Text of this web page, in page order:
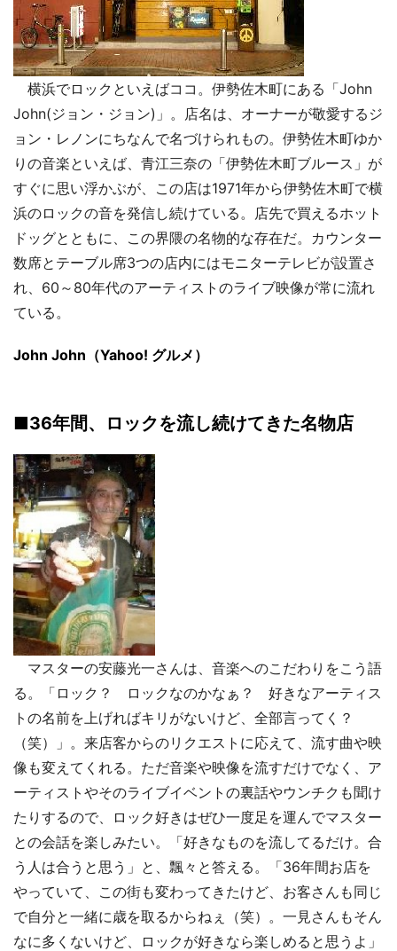
横浜でロックといえばココ。伊勢佐木町にある「John
John(ジョン・ジョン)」。店名は、オーナーが敬愛するジ
ョン・レノンにちなんで名づけられもの。伊勢佐木町ゆか
りの音楽といえば、青江三奈の「伊勢佐木町ブルース」が
すぐに思い浮かぶが、この店は1971年から伊勢佐木町で横
浜のロックの音を発信し続けている。店先で買えるホット
ドッグとともに、この界隈の名物的な存在だ。カウンター
数席とテーブル席3つの店内にはモニターテレビが設置さ
れ、60～80年代のアーティストのライブ映像が常に流れ
ている。
John John（Yahoo! グルメ）
■36年間、ロックを流し続けてきた名物店
マスターの安藤光一さんは、音楽へのこだわりをこう語
る。「ロック？ ロックなのかなぁ？ 好きなアーティス
トの名前を上げればキリがないけど、全部言ってく？
（笑）」。来店客からのリクエストに応えて、流す曲や映
像も変えてくれる。ただ音楽や映像を流すだけでなく、ア
ーティストやそのライブイベントの裏話やウンチクも聞け
たりするので、ロック好きはぜひ一度足を運んでマスター
との会話を楽しみたい。「好きなものを流してるだけ。合
う人は合うと思う」と、飄々と答える。「36年間お店を
やっていて、この街も変わってきたけど、お客さんも同じ
で自分と一緒に歳を取るからねぇ（笑）。一見さんもそん
なに多くないけど、ロックが好きなら楽しめると思うよ」